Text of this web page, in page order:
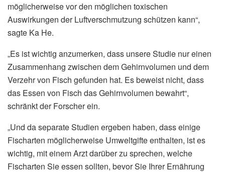
möglicherweise vor den möglichen toxischen
Auswirkungen der Luftverschmutzung schützen kann“,
sagte Ka He.
„Es ist wichtig anzumerken, dass unsere Studie nur einen
Zusammenhang zwischen dem Gehirnvolumen und dem
Verzehr von Fisch gefunden hat. Es beweist nicht, dass
das Essen von Fisch das Gehirnvolumen bewahrt“,
schränkt der Forscher ein.
„Und da separate Studien ergeben haben, dass einige
Fischarten möglicherweise Umweltgifte enthalten, ist es
wichtig, mit einem Arzt darüber zu sprechen, welche
Fischarten Sie essen sollten, bevor Sie Ihrer Ernährung